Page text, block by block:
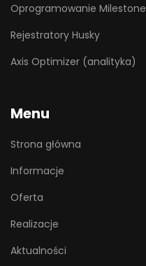
Oprogramowanie Milestone
Rejestratory Husky
Axis Optimizer (analityka)
Menu
Strona główna
Informacje
Oferta
Realizacje
Aktualności